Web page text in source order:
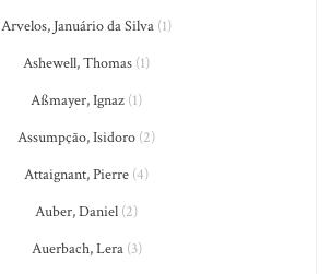
Arvelos, Januário da Silva (1)
Ashewell, Thomas (1)
Aßmayer, Ignaz (1)
Assumpção, Isidoro (2)
Attaignant, Pierre (4)
Auber, Daniel (2)
Auerbach, Lera(3)